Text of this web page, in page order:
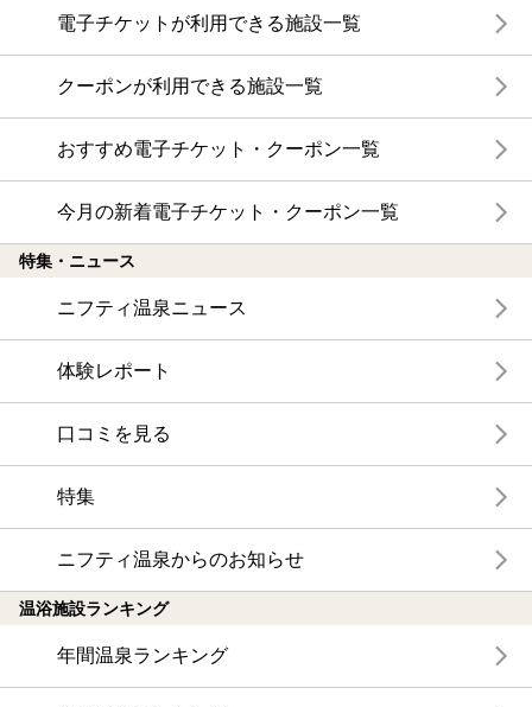
電子チケットが利用できる施設一覧
クーポンが利用できる施設一覧
おすすめ電子チケット・クーポン一覧
今月の新着電子チケット・クーポン一覧
特集・ニュース
ニフティ温泉ニュース
体験レポート
口コミを見る
特集
ニフティ温泉からのお知らせ
温浴施設ランキング
年間温泉ランキング